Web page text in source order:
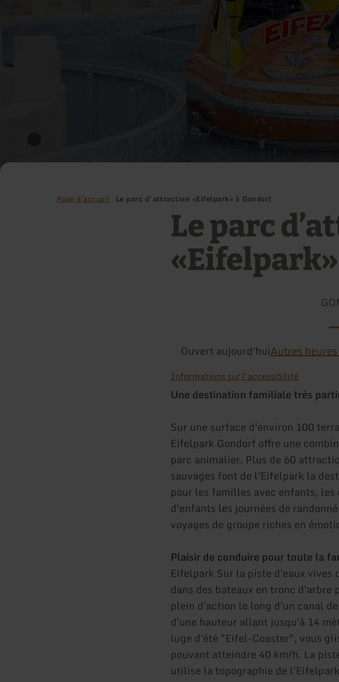
Page d'accueil Le parc d’attraction «Eifelpark» à Gondorf
Le parc
Ouvert aujourd'huiAutres
Informations sur l'accessibilité
Une destination familiale très
Sur une surface d'environ 100
Eifelpark Gondorf offre une
parc animalier. Plus de 60
sauvages font de l'Eifelpark la
pour les familles avec enfants,
d'enfants les journées de
voyages de groupe riches en
Plaisir de conduire pour toute la
Eifelpark Sur la piste d'eaux vives
dans des bateaux en tronc
plein d'action le long d'un canal
d'une hauteur allant jusqu'à 14
luge d'été "Eifel-Coaster", vous
pouvant atteindre 40 km/h. La
utilise la topographie de